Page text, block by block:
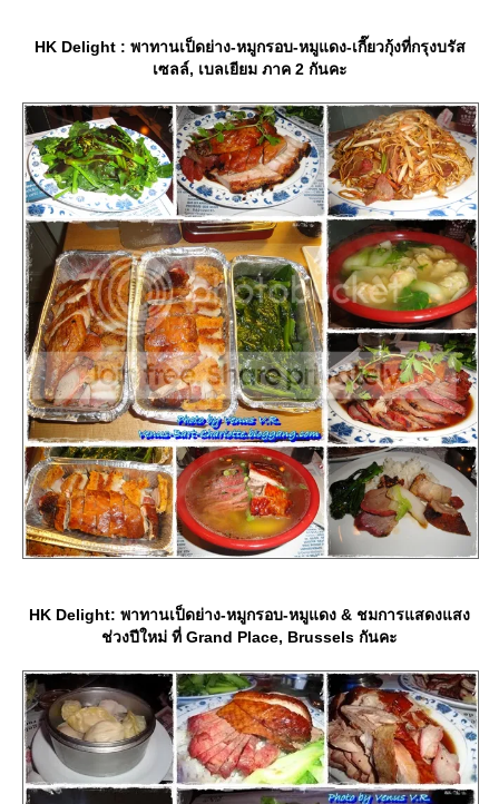
HK Delight : พาทานเป็ดย่าง-หมูกรอบ-หมูแดง-เกี๊ยวกุ้งที่กรุงบรัส
เซลล์, เบลเยียม ภาค 2 กันคะ
HK Delight: พาทานเป็ดย่าง-หมูกรอบ-หมูแดง & ชมการแสดงแสง
ช่วงปีใหม่ ที่ Grand Place, Brussels กันคะ